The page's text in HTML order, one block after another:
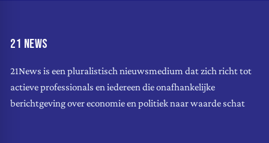
21 NEWS
21News is een pluralistisch nieuwsmedium dat zich richt tot
actieve professionals en iedereen die onafhankelijke
berichtgeving over economie en politiek naar waarde schat